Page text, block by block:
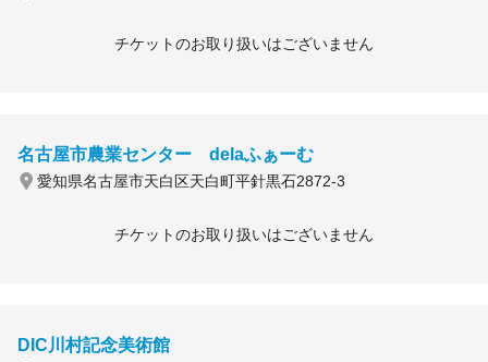
チケットのお取り扱いはございません
名古屋市農業センター delaふぁーむ
愛知県名古屋市天白区天白町平針黒石2872-3
チケットのお取り扱いはございません
DIC川村記念美術館